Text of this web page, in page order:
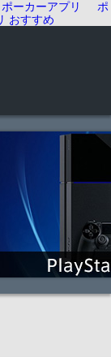
ポーカーアプリ
ポ
おすすめ